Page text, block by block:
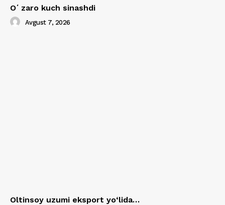
Oʻzaro kuch sinashdi
Avgust 7, 2026
Oltinsoy uzumi eksport yo‘lida…